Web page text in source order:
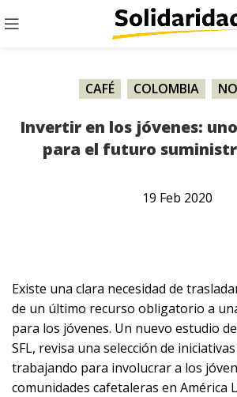
CAFÉ COLOMBIA
Invertir en los jóvenes:
para el futuro
19 Feb 2020
Existe una clara necesidad de
de un último recurso obligatorio a
para los jóvenes. Un nuevo estudio de
SFL, revisa una selección de
trabajando para involucrar a los
comunidades cafetaleras en América